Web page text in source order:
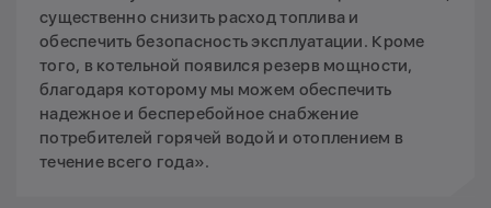
существенно снизить расход топлива и
обеспечить безопасность эксплуатации. Кроме
того, в котельной появился резерв мощности,
благодаря которому мы можем обеспечить
надежное и бесперебойное снабжение
потребителей горячей водой и отоплением в
течение всего года».